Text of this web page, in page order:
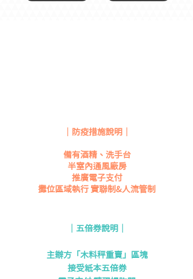
｜防疫措施說明｜
備有酒精、洗手台
半室內通風廠房
推廣電子支付
攤位區域執行 實聯制&人流管制
｜五倍券說明｜
主辦方「木料秤重賣」區塊
接受紙本五倍券